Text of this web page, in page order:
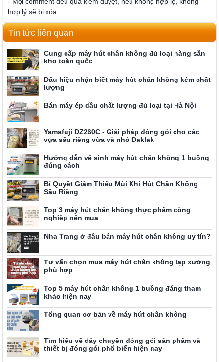
- Mọi comment đều qua kiểm duyệt, nếu không hợp lệ, không
hợp lý sẽ bị xóa.
Tin tức liên quan
Cung cấp máy hút chân không đủ loại hàng sẵn
kho toàn quốc
Dấu hiệu nhận biết máy hút chân không kém chất
lượng
Bán máy ép dầu chất lượng đủ loại tại Hà Nội
Yamafuji DZ260C - Giải pháp đóng gói cho các
vựa sầu riêng vừa và nhỏ Daklak
Hướng dẫn vệ sinh máy hút chân không 1 buồng
đúng cách
Bí Quyết Giảm Thiểu Mùi Khi Hút Chân Không
Sầu Riêng
Top 3 máy hút chân không thực phẩm công
nghiệp nên mua
Nha Trang ở đâu bán máy hút chân không uy tín?
Tư vấn chọn mua máy hút chân không lạp xưởng
phù hợp
Top 5 máy hút chân không 1 buồng đáng tham
khảo hiện nay
Tổng quan cơ bản về máy hút chân không
Tìm hiểu về dây chuyền đóng gói sản phẩm và
thiết bị đóng gói phổ biến hiện nay